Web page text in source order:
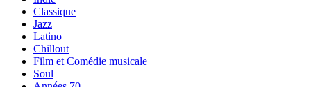
Classique
Jazz
Latino
Chillout
Film et Comédie musicale
Soul